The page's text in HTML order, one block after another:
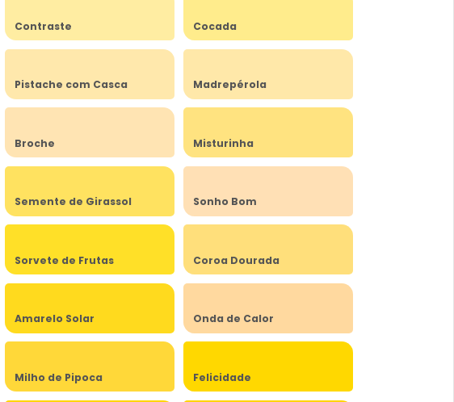
Contraste Cocada
Pistache com Casca Madrepérola
Broche Misturinha
Semente de Girassol Sonho Bom
Sorvete de Frutas Coroa Dourada
Amarelo Solar Onda de Calor
Milho de Pipoca Felicidade